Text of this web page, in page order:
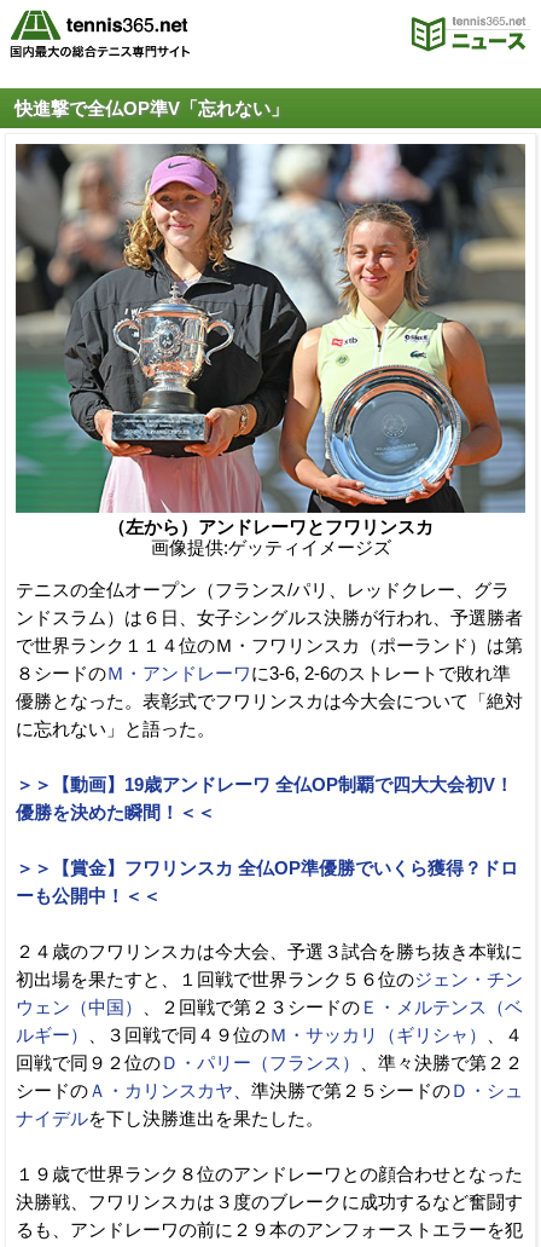
快進撃で全仏OP準V「忘れない」
（左から）アンドレーワとフワリンスカ
画像提供:ゲッティイメージズ
テニスの全仏オープン（フランス/パリ、レッドクレー、グラ
ンドスラム）は６日、女子シングルス決勝が行われ、予選勝者
で世界ランク１１４位のＭ・フワリンスカ（ポーランド）は第
８シードのＭ・アンドレーワに3-6, 2-6のストレートで敗れ準
優勝となった。表彰式でフワリンスカは今大会について「絶対
に忘れない」と語った。
＞＞【動画】19歳アンドレーワ 全仏OP制覇で四大大会初V！
優勝を決めた瞬間！＜＜
＞＞【賞金】フワリンスカ 全仏OP準優勝でいくら獲得？ドロ
ーも公開中！＜＜
２４歳のフワリンスカは今大会、予選３試合を勝ち抜き本戦に
初出場を果たすと、１回戦で世界ランク５６位のジェン・チン
ウェン（中国）
、２回戦で第２３シードの Ｅ・メルテンス（ベ
ルギー）
、３回戦で同４９位のＭ・サッカリ（ギリシャ）
、４
回戦で同９２位のＤ・パリー（フランス）
、準々決勝で第２２
シードのＡ・カリンスカヤ 、準決勝で第２５シードのＤ・シュ
ナイデルを下し決勝進出を果たした。
１９歳で世界ランク８位のアンドレーワとの顔合わせとなった
決勝戦、フワリンスカは３度のブレークに成功するなど奮闘す
るも、アンドレーワの前に２９本のアンフォーストエラーを犯